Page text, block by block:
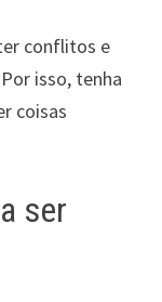
conflitos e
isso, tenha
coisas
ser